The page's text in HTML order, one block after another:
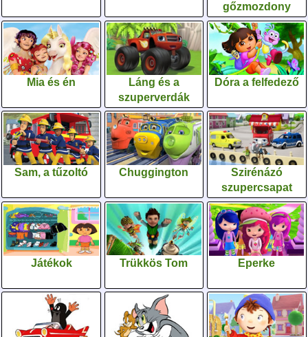
gőzmozdony
Mia és én
Láng és a
szuperverdák
Dóra a felfedező
Sam, a tűzoltó Chuggington
Szirénázó
szupercsapat
Játékok Trükkös Tom Eperke